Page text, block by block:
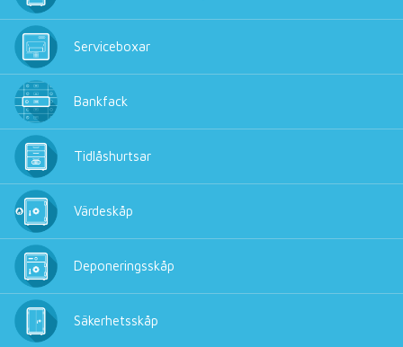
Serviceboxar
Bankfack
Tidlåshurtsar
Värdeskåp
Deponeringsskåp
Säkerhetsskåp